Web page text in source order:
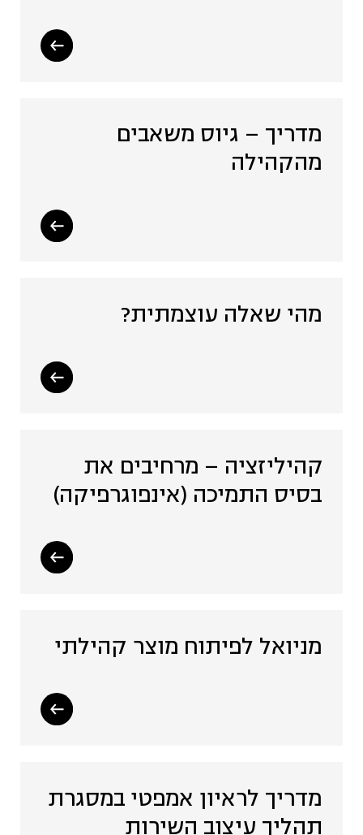
מדריך – גיוס משאבים
מהקהילה
מהי שאלה עוצמתית?
קהיליזציה – מרחיבים את
בסיס התמיכה (אינפוגרפיקה)
מניואל לפיתוח מוצר קהילתי
מדריך לראיון אמפטי במסגרת
תהליך עיצוב השירות